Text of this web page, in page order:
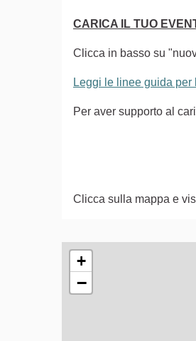
CARICA IL TUO
Clicca in basso su
Leggi le linee guida
Per aver supporto al
Clicca sulla mappa e
L'elemento seguente è
+
−